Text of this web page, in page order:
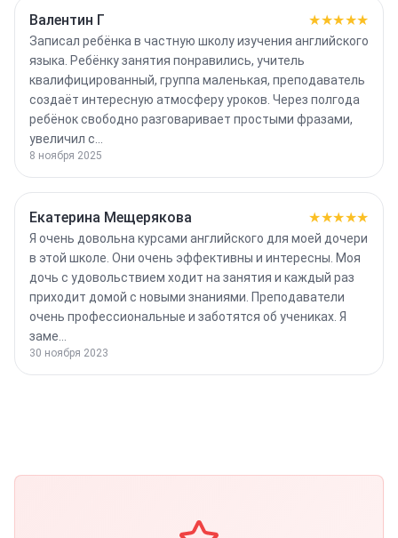
Валентин Г ★★★★★
Записал ребёнка в частную школу изучения английского
языка. Ребёнку занятия понравились, учитель
квалифицированный, группа маленькая, преподаватель
создаёт интересную атмосферу уроков. Через полгода
ребёнок свободно разговаривает простыми фразами,
увеличил с…
8 ноября 2025
Екатерина Мещерякова ★★★★★
Я очень довольна курсами английского для моей дочери
в этой школе. Они очень эффективны и интересны. Моя
дочь с удовольствием ходит на занятия и каждый раз
приходит домой с новыми знаниями. Преподаватели
очень профессиональные и заботятся об учениках. Я
заме…
30 ноября 2023